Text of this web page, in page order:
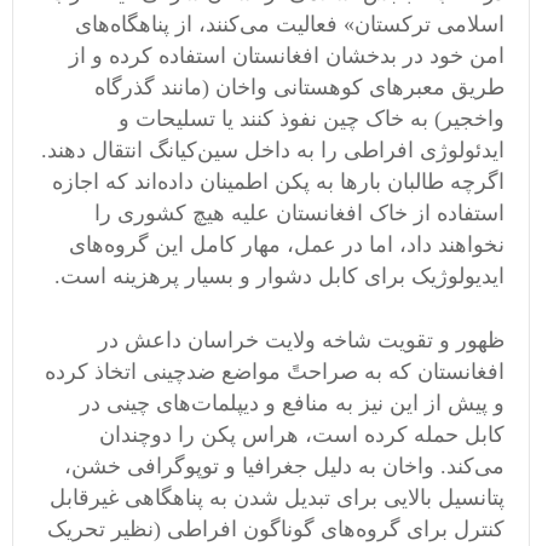
اسلامی ترکستان» فعالیت می‌کنند، از پناهگاه‌های
امن خود در بدخشان افغانستان استفاده کرده و از
طریق معبرهای کوهستانی واخان (مانند گذرگاه
واخجیر) به خاک چین نفوذ کنند یا تسلیحات و
ایدئولوژی افراطی را به داخل سین‌کیانگ انتقال دهند.
اگرچه طالبان بارها به پکن اطمینان داده‌اند که اجازه
استفاده از خاک افغانستان علیه هیچ کشوری را
نخواهند داد، اما در عمل، مهار کامل این گروه‌های
ایدیولوژیک برای کابل دشوار و بسیار پرهزینه‌ است.
ظهور و تقویت شاخه ولایت خراسان داعش در
افغانستان که به صراحتً مواضع ضدچینی اتخاذ کرده
و پیش از این نیز به منافع و دیپلمات‌های چینی در
کابل حمله کرده است، هراس پکن را دوچندان
می‌کند. واخان به دلیل جغرافیا و توپوگرافی خشن،
پتانسیل بالایی برای تبدیل شدن به پناهگاهی غیرقابل
کنترل برای گروه‌های گوناگون افراطی (نظیر تحریک